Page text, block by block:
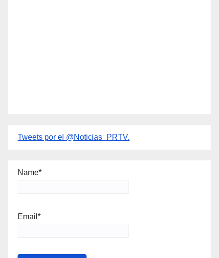
Tweets por el @Noticias_PRTV.
Name*
Email*